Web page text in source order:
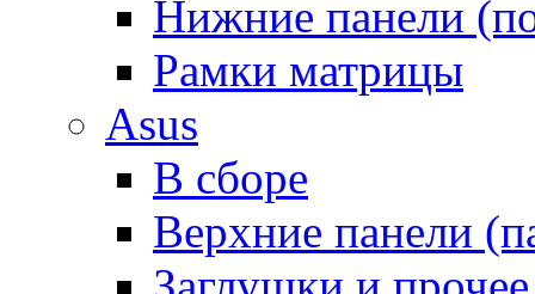
Нижние панели
Рамки матрицы
Asus
В сборе
Верхние панели